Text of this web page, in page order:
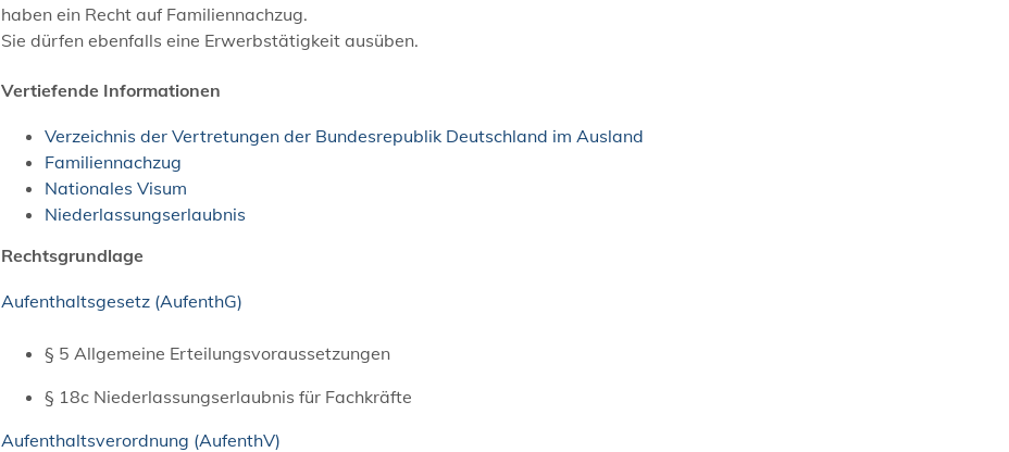
haben ein Recht auf Familiennachzug.
Sie dürfen ebenfalls eine Erwerbstätigkeit ausüben.
Vertiefende Informationen
Verzeichnis der Vertretungen der Bundesrepublik Deutschland im Ausland
Familiennachzug
Nationales Visum
Niederlassungserlaubnis
Rechtsgrundlage
Aufenthaltsgesetz (AufenthG)
§ 5 Allgemeine Erteilungsvoraussetzungen
§ 18c Niederlassungserlaubnis für Fachkräfte
Aufenthaltsverordnung (AufenthV)